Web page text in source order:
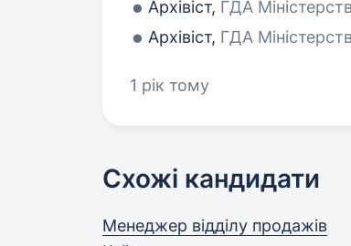
Архівіст, ГДА
Архівіст, ГДА
1 рік тому
Схожі кандидати
Менеджер відділу продажів